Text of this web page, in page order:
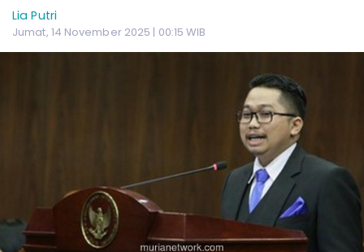
Lia Putri
Jumat, 14 November 2025 | 00:15 WIB